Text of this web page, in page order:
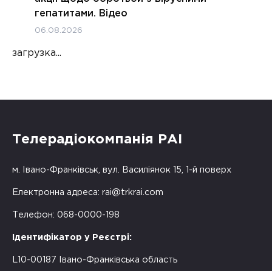
гепатитами. Відео
06.08.2026
загрузка...
Телерадіокомпанія РАІ
м. Івано-Франківськ, вул. Василіянок 15, 1-й поверх
Електронна адреса: rai@trkrai.com
Телефон: 068-0000-198
Ідентифікатор у Реєстрі:
L10-00187 Івано-Франківська область